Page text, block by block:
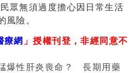
眾無須過度擔心因日常生活
險。
療網 」授權刊登，非經同意不
爆性肝炎喪命？ 長期用藥